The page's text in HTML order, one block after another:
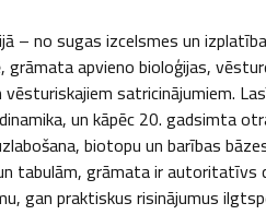
– no sugas izcelsmes un
apvieno bioloģijas,
satricinājumiem.
un kāpēc 20. gadsimta
biotopu un barības
tabulām, grāmata ir autoritatīvs
gan praktiskus risinājumus